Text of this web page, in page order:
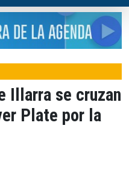
Illarra se cruzan
Plate por la